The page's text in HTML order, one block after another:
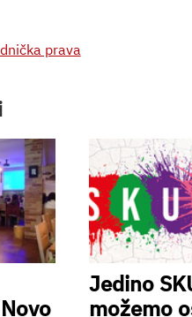
prava
Jedino
možemo